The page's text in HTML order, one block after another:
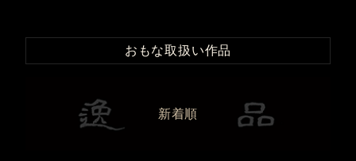
おもな取扱い作品
新着順